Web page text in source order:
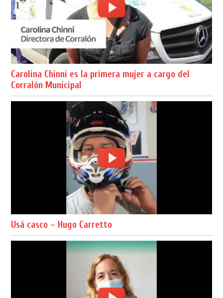
Carolina Chinni es la primera mujer a cargo del
Corralón Municipal
Usá casco – Hugo Carretto